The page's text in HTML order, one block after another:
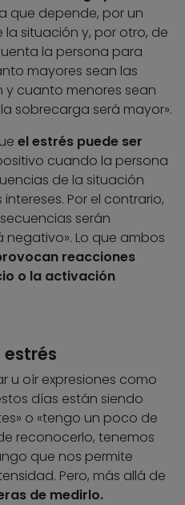
que depende, por un
situación y, por otro, de
la persona para
mayores sean las
cuanto menores sean
sobrecarga será mayor».
el estrés puede ser
cuando la persona
de la situación
Por el contrario,
serán
negativo». Lo que ambos
reacciones
o la activación
estrés
u oír expresiones como
días están siendo
o «tengo un poco de
reconocerlo, tenemos
que nos permite
Pero, más allá de
de medirlo.